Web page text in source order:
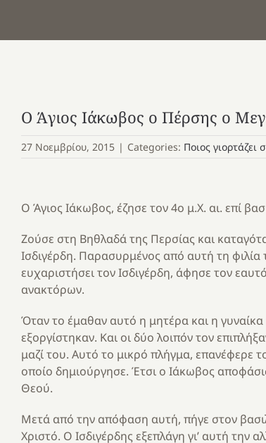
Ο Άγιος Ιάκωβος ο Πέρσης ο
27 Νοεμβρίου, 2015 | Categories: Ποιος γιορτάζει
Ο Άγιος Ιάκωβος, έζησε τον 4ο μ.Χ. αι. επί
Ζούσε στη Βηθλαδά της Περσίας και
Ισδιγέρδη. Παρασυρμένος από αυτή τη
ευχαριστήσει τον Ισδιγέρδη, άφησε τον
ανακτόρων.
Όταν το έμαθαν αυτό η μητέρα και η γυναίκα
εξοργίστηκαν. Και οι δύο λοιπόν τον
μαζί του. Αυτό το μικρό πλήγμα, επανέφερε
οποίο δημιούργησε. Έτσι ο Ιάκωβος
Θεού.
Μετά από την απόφαση αυτή, πήγε στον
Χριστό. Ο Ισδιγέρδης εξεπλάγη γι’ αυτή